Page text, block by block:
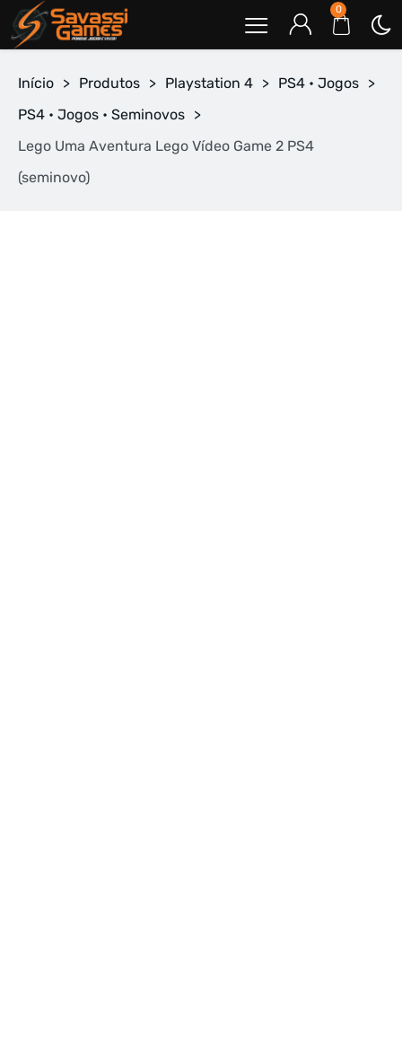
0
Início > Produtos > Playstation 4 > PS4 • Jogos >
PS4 • Jogos • Seminovos >
Lego Uma Aventura Lego Vídeo Game 2 PS4
(seminovo)